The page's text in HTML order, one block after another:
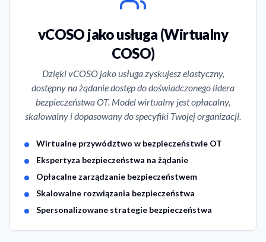
vCOSO jako usługa (Wirtualny
COSO)
Dzięki vCOSO jako usługa zyskujesz elastyczny,
dostępny na żądanie dostęp do doświadczonego lidera
bezpieczeństwa OT. Model wirtualny jest opłacalny,
skalowalny i dopasowany do specyfiki Twojej organizacji.
Service Features
Wirtualne przywództwo w bezpieczeństwie OT
Ekspertyza bezpieczeństwa na żądanie
Opłacalne zarządzanie bezpieczeństwem
Skalowalne rozwiązania bezpieczeństwa
Spersonalizowane strategie bezpieczeństwa